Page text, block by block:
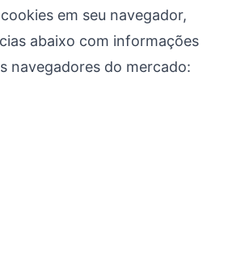
em seu navegador,
abaixo com informações
navegadores do mercado: